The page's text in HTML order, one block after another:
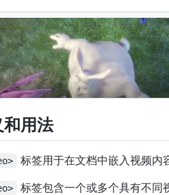
width="320" controls>
type "video/mp4" src="../
type="video/ogm src="
>
和用法
标签用于在文档中嵌入视频内
标签包含一个或多个具有不同